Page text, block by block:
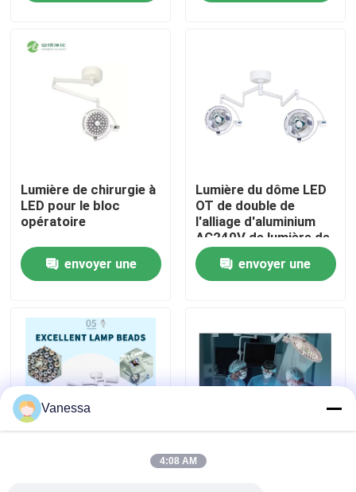
Produits
Au sujet de nous
Visite d'usine
Contrôle de qualité
Contactez-nous
Nouvelles
Cas
Théâtre modulaire d'opération
Lumière de chirurgie à
LED pour le bloc
opératoire
envoyer une
Lumière du dôme LED
OT de double de
l'alliage d'aluminium
AC240V de lumière de
théâtre de l'opération
LED700envoyer une
Le plafond d'AC240V a
Vanessa
4:08 AM